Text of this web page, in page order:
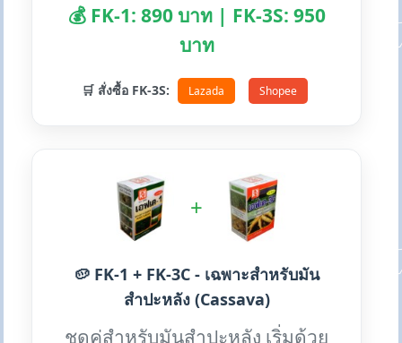
💰 FK-1: 890 บาท | FK-3S: 950
บาท
🛒 สั่งซื้อ FK-3S: Lazada Shopee
+
🥔 FK-1 + FK-3C - เฉพาะสำหรับมัน
สำปะหลัง (Cassava)
ชุดคู่สำหรับมันสำปะหลัง เริ่มด้วย